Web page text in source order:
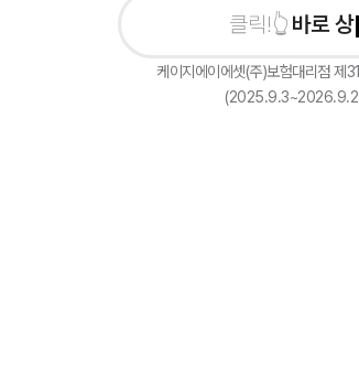
바로 상담신청
케이지에이에셋(주)보험대리점